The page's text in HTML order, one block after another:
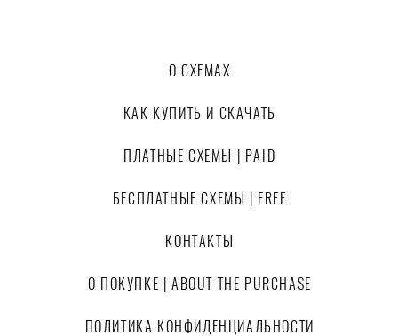
О СХЕМАХ
КАК КУПИТЬ И СКАЧАТЬ
ПЛАТНЫЕ СХЕМЫ | PAID
БЕСПЛАТНЫЕ СХЕМЫ | FREE
КОНТАКТЫ
О ПОКУПКЕ | ABOUT THE PURCHASE
ПОЛИТИКА КОНФИДЕНЦИАЛЬНОСТИ